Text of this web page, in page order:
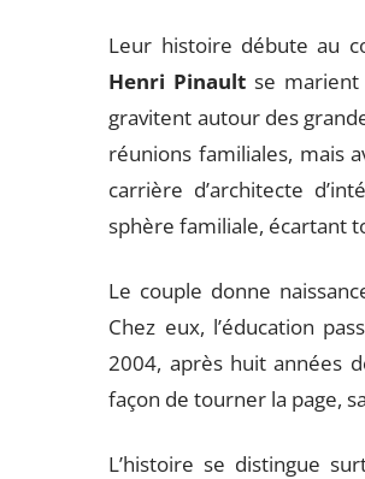
Leur histoire débute au
Henri Pinault se
gravitent autour des
réunions familiales, mais
carrière d’architecte
sphère familiale, écartant
Le couple donne
Chez eux, l’éducation
2004, après huit années
façon de tourner la page,
L’histoire se distingue